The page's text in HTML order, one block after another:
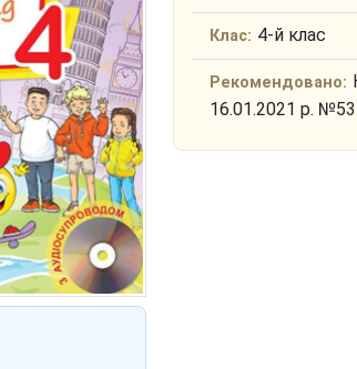
Клас: 4-й клас
Рекомендовано:
16.01.2021 р. №53